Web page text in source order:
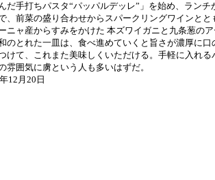
だ手打ちパスタ“パッパルデッレ”」を始め、ラン
、前菜の盛り合わせからスパークリングワインと
ニャ産からすみをかけた 本ズワイガニと九条葱の
のとれた一皿は、食べ進めていくと旨さが濃厚に
けて、これまた美味しくいただける。手軽に入れ
雰囲気に虜という人も多いはずだ。
12月20日